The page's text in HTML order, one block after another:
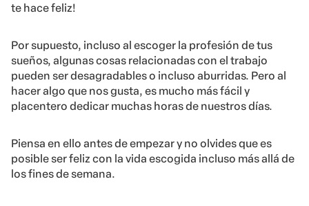
te hace feliz!
Por supuesto, incluso al escoger la profesión de tus
sueños, algunas cosas relacionadas con el trabajo
pueden ser desagradables o incluso aburridas. Pero al
hacer algo que nos gusta, es mucho más fácil y
placentero dedicar muchas horas de nuestros días.
Piensa en ello antes de empezar y no olvides que es
posible ser feliz con la vida escogida incluso más allá de
los fines de semana.